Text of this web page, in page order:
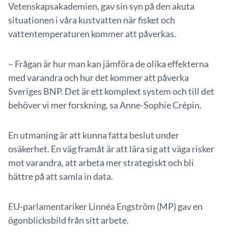
Vetenskapsakademien, gav sin syn på den akuta
situationen i våra kustvatten när fisket och
vattentemperaturen kommer att påverkas.
– Frågan är hur man kan jämföra de olika effekterna
med varandra och hur det kommer att påverka
Sveriges BNP. Det är ett komplext system och till det
behöver vi mer forskning, sa Anne-Sophie Crépin.
En utmaning är att kunna fatta beslut under
osäkerhet. En väg framåt är att lära sig att väga risker
mot varandra, att arbeta mer strategiskt och bli
bättre på att samla in data.
EU-parlamentariker Linnéa Engström (MP) gav en
ögonblicksbild från sitt arbete.